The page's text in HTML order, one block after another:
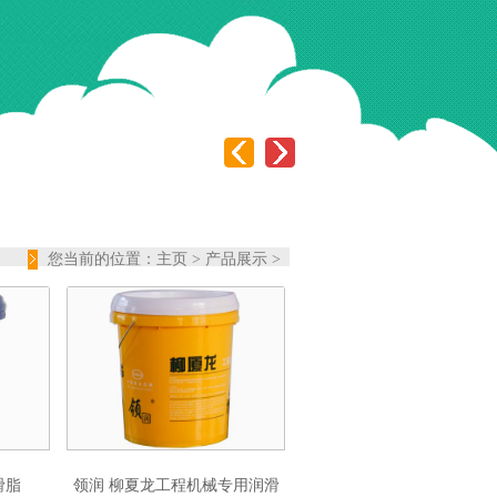
您当前的位置： 主页 > 产品展示 >
脂 领润 柳夏龙工程机械专用润滑